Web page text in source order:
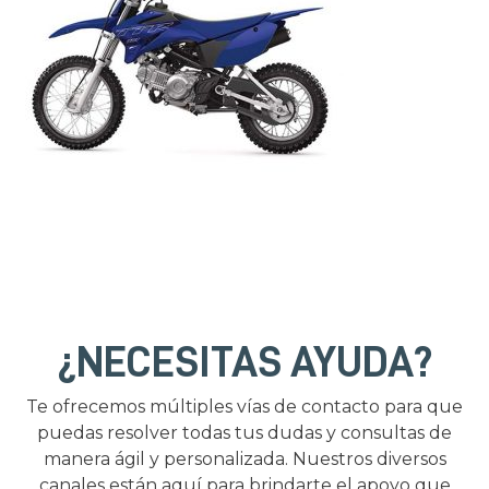
¿NECESITAS AYUDA?
Te ofrecemos múltiples vías de contacto para que
puedas resolver todas tus dudas y consultas de
manera ágil y personalizada. Nuestros diversos